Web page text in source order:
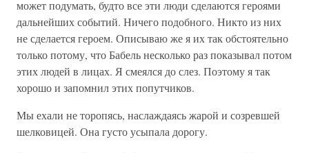
может подумать, будто все эти люди сделаются героями
дальнейших событий. Ничего подобного. Никто из них
не сделается героем. Описываю же я их так обстоятельно
только потому, что Бабель несколько раз показывал потом
этих людей в лицах. Я смеялся до слез. Поэтому я так
хорошо и запомнил этих попутчиков.
Мы ехали не торопясь, наслаждаясь жарой и созревшей
шелковицей. Она густо усыпала дорогу.